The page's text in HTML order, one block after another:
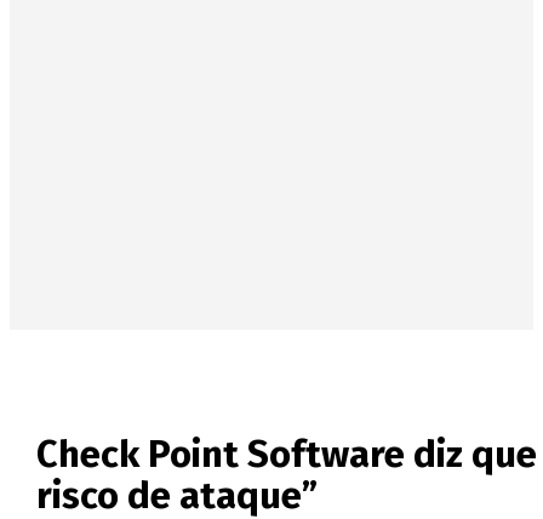
Check Point Software diz
risco de ataque”